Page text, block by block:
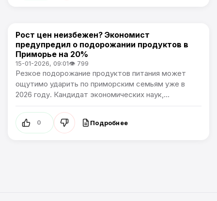
Новости Приморского края
Рост цен неизбежен? Экономист
предупредил о подорожании продуктов в
Приморье на 20%
15-01-2026, 09:01👁 799
Резкое подорожание продуктов питания может
ощутимо ударить по приморским семьям уже в
2026 году. Кандидат экономических наук,...
0 Подробнее